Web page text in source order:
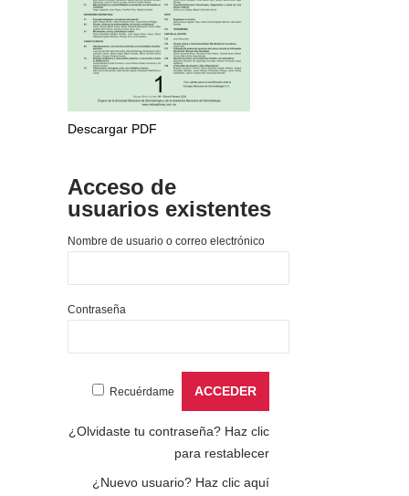
Descargar PDF
Acceso de
usuarios existentes
Nombre de usuario o correo electrónico
Contraseña
Recuérdame
¿Olvidaste tu contraseña? Haz clic
para restablecer
¿Nuevo usuario? Haz clic aquí